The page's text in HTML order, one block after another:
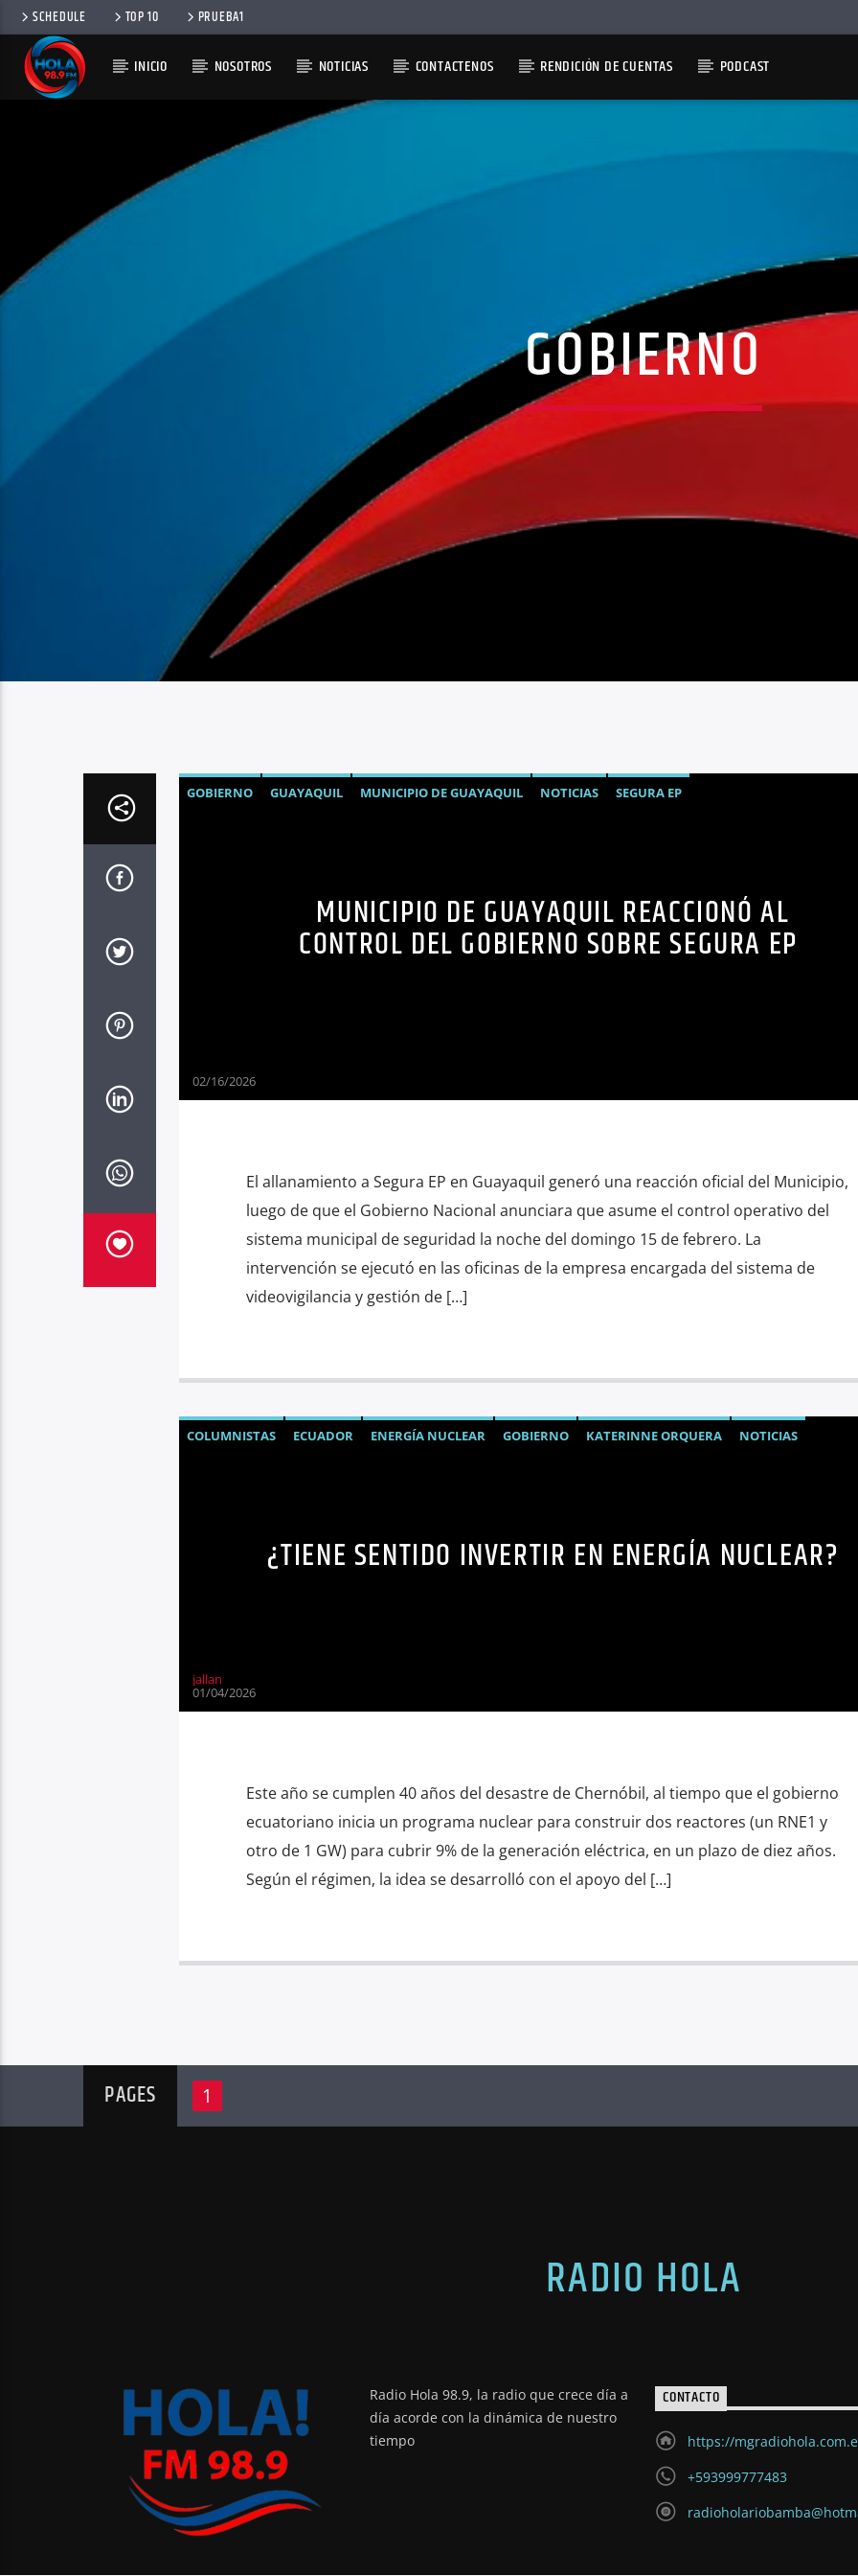
SCHEDULE TOP 10 PRUEBA1
INICIO NOSOTROS NOTICIAS CONTACTENOS RENDICIÓN DE CUENTAS PODCAST
GOBIERNO
GOBIERNO GUAYAQUIL MUNICIPIO DE GUAYAQUIL NOTICIAS SEGURA EP
MUNICIPIO DE GUAYAQUIL REACCIONÓ AL
CONTROL DEL GOBIERNO SOBRE SEGURA EP
02/16/2026
El allanamiento a Segura EP en Guayaquil generó una reacción oficial del Municipio,
luego de que el Gobierno Nacional anunciara que asume el control operativo del
sistema municipal de seguridad la noche del domingo 15 de febrero. La
intervención se ejecutó en las oficinas de la empresa encargada del sistema de
videovigilancia y gestión de […]
COLUMNISTAS ECUADOR ENERGÍA NUCLEAR GOBIERNO KATERINNE ORQUERA
NOTICIAS
¿TIENE SENTIDO INVERTIR EN ENERGÍA NUCLEAR?
jallan
01/04/2026
Este año se cumplen 40 años del desastre de Chernóbil, al tiempo que el gobierno
ecuatoriano inicia un programa nuclear para construir dos reactores (un RNE1 y
otro de 1 GW) para cubrir 9% de la generación eléctrica, en un plazo de diez años.
Según el régimen, la idea se desarrolló con el apoyo del […]
PAGES 1
RADIO HOLA
Radio Hola 98.9, la radio que crece día a
día acorde con la dinámica de nuestro
tiempo
CONTACTO
https://
+593999777483